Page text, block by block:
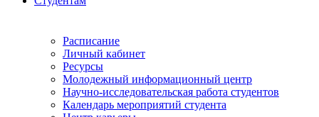
Расписание
Личный кабинет
Ресурсы
Молодежный информационный центр
Научно-исследовательская работа студентов
Календарь мероприятий студента